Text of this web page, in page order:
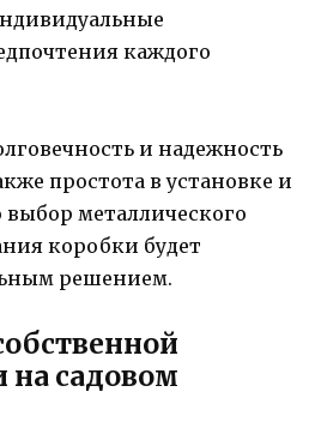
каждого
и надежность
простота в установке и
выбор металлического
коробки будет
решением.
на садовом